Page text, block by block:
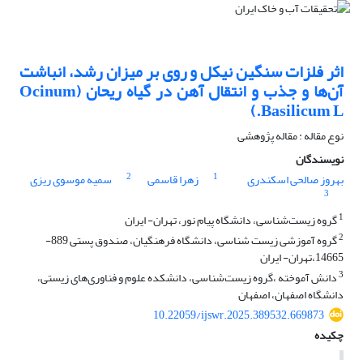
اثر فلزات سنگین نیکل و روی بر میزان رشد، انباشت
آن‌ها و جذب و انتقال آهن در گیاه ریحان (Ocinum
Basilicum L.)
نوع مقاله : مقاله پژوهشی
نویسندگان
بهروز صالحی اسکندری
1 زهرا قاسمی 2 سمیه موسوی ریزی
3
1گروه زیست‌شناسی، دانشگاه پیام نور، تهران- ایران
2 گروه آموزشی زیست شناسی، دانشگاه فرهنگیان، صندوق پستی 889-
14665،تهران- ایران
3دانش آموخته ،گروه زیست‌شناسی، دانشکده علوم و فناوری‌های زیستی،
دانشگاه اصفهان، اصفهان
10.22059/ijswr.2025.389532.669873
چکیده